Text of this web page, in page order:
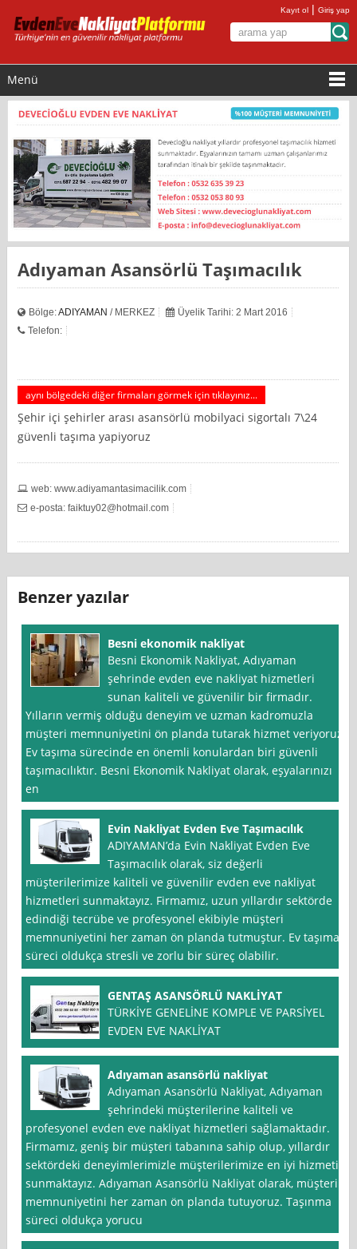
Kayıt ol |Giriş yap
Menü
Adıyaman Asansörlü Taşımacılık
Bölge:ADIYAMAN / MERKEZ
Üyelik Tarihi: 2 Mart 2016
Telefon:
aynı bölgedeki diğer firmaları görmek için tıklayınız...
Şehir içi şehirler arası asansörlü mobilyaci sigortalı 7\24
güvenli taşıma yapiyoruz
web: www.adiyamantasimacilik.com
e-posta:faiktuy02@hotmail.com
Benzer yazılar
Besni ekonomik nakliyat
Besni Ekonomik Nakliyat, Adıyaman
şehrinde evden eve nakliyat hizmetleri
sunan kaliteli ve güvenilir bir firmadır.
Yılların vermiş olduğu deneyim ve uzman kadromuzla
müşteri memnuniyetini ön planda tutarak hizmet veriyoruz.
Ev taşıma sürecinde en önemli konulardan biri güvenli
taşımacılıktır. Besni Ekonomik Nakliyat olarak, eşyalarınızı
en
Evin Nakliyat Evden Eve Taşımacılık
ADIYAMAN’da Evin Nakliyat Evden Eve
Taşımacılık olarak, siz değerli
müşterilerimize kaliteli ve güvenilir evden eve nakliyat
hizmetleri sunmaktayız. Firmamız, uzun yıllardır sektörde
edindiği tecrübe ve profesyonel ekibiyle müşteri
memnuniyetini her zaman ön planda tutmuştur. Ev taşıma
süreci oldukça stresli ve zorlu bir süreç olabilir.
GENTAŞ ASANSÖRLÜ NAKLİYAT
TÜRKİYE GENELİNE KOMPLE VE PARSİYEL
EVDEN EVE NAKLİYAT
Adıyaman asansörlü nakliyat
Adıyaman Asansörlü Nakliyat, Adıyaman
şehrindeki müşterilerine kaliteli ve
profesyonel evden eve nakliyat hizmetleri sağlamaktadır.
Firmamız, geniş bir müşteri tabanına sahip olup, yıllardır
sektördeki deneyimlerimizle müşterilerimize en iyi hizmeti
sunmaktayız. Adıyaman Asansörlü Nakliyat olarak, müşteri
memnuniyetini her zaman ön planda tutuyoruz. Taşınma
süreci oldukça yorucu